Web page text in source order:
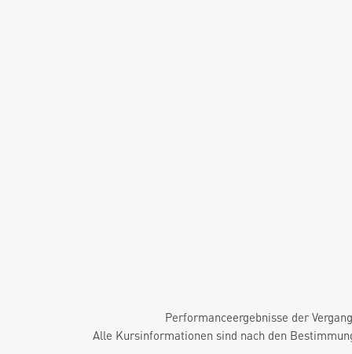
Performanceergebnisse der
Alle Kursinformationen sind nach den